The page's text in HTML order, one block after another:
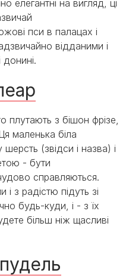
елегантні на вигляд, ці
пси в палацах і
відданими і
плутають з бішон фрізе,
маленька біла
(звідси і назва) і
- бути
справляються.
з радістю підуть зі
будь-куди, і - з їх
більш ніж щасливі